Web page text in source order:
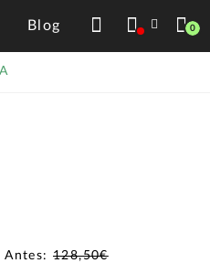
Blog 0
Antes: 128,50€